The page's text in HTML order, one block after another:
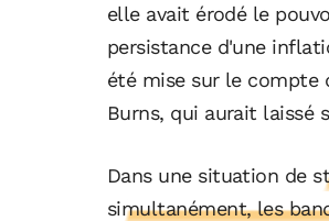
elle avait érodé le
persistance d'une
été mise sur le compte
Burns, qui aurait laissé
Dans une situation de
simultanément, les